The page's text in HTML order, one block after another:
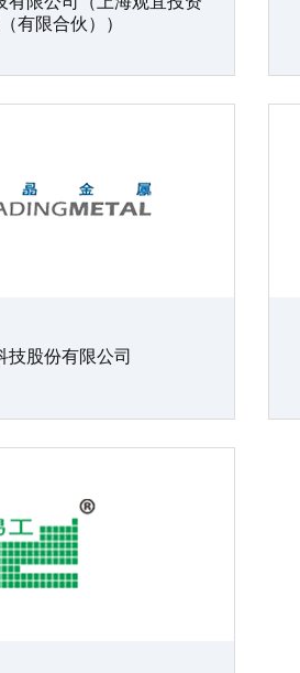
有限合伙））
技股份有限公司